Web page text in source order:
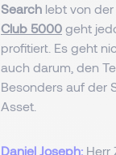
Search lebt von der
Club 5000 geht
profitiert. Es geht
auch darum, den
Besonders auf der
Asset.
Daniel Joseph: Herr